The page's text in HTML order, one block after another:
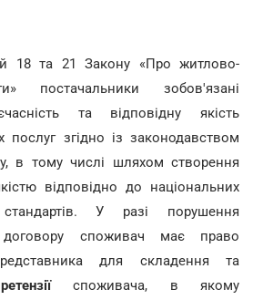
18 та 21 Закону «Про житлово-
постачальники зобов'язані
та відповідну якість
послуг згідно із законодавством
в тому числі шляхом створення
відповідно до національних
У разі порушення
споживач має право
для складення та
споживача, в якому